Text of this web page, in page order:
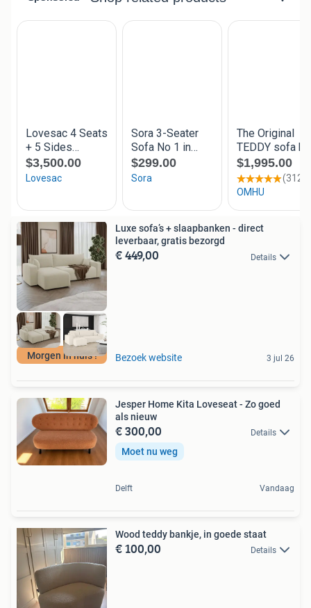
Morgen in huis !
Luxe sofa’s + slaapbanken - direct
leverbaar, gratis bezorgd
€ 449,00 Details
Bezoek website 3 jul 26
Jesper Home Kita Loveseat - Zo goed
als nieuw
€ 300,00 Details
Moet nu weg
Delft Vandaag
Wood teddy bankje, in goede staat
€ 100,00 Details